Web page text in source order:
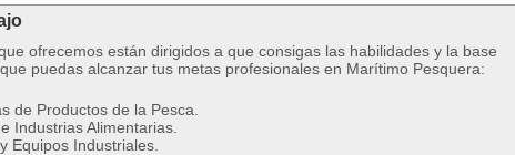
ofrecemos están dirigidos a que consigas las habilidades y la base
puedas alcanzar tus metas profesionales en Marítimo Pesquera:
de Productos de la Pesca.
Industrias Alimentarias.
Equipos Industriales.